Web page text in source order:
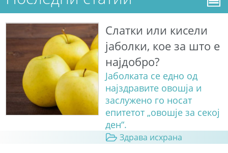
Слатки или кисели
јаболки, кое за што е
најдобро?
Јаболката се едно од
најздравите овошја и
заслужено го носат
епитетот „овошје за секој
ден“.
Здрава исхрана